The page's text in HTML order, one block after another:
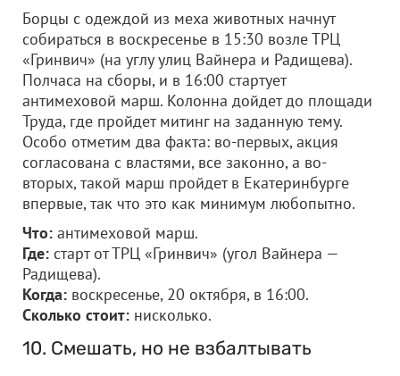
Борцы с одеждой из меха животных начнут
собираться в воскресенье в 15:30 возле ТРЦ
«Гринвич» (на углу улиц Вайнера и Радищева).
Полчаса на сборы, и в 16:00 стартует
антимеховой марш. Колонна дойдет до площади
Труда, где пройдет митинг на заданную тему.
Особо отметим два факта: во-первых, акция
согласована с властями, все законно, а во-
вторых, такой марш пройдет в Екатеринбурге
впервые, так что это как минимум любопытно.
Что: антимеховой марш.
Где: старт от ТРЦ «Гринвич» (угол Вайнера —
Радищева).
Когда: воскресенье, 20 октября, в 16:00.
Сколько стоит: нисколько.
10. Смешать, но не взбалтывать